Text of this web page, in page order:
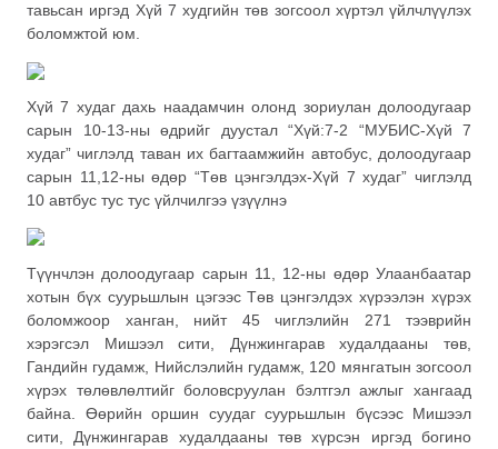
тавьсан иргэд Хүй 7 худгийн төв зогсоол хүртэл үйлчлүүлэх
боломжтой юм.
Хүй 7 худаг дахь наадамчин олонд зориулан долоодугаар
сарын 10-13-ны өдрийг дуустал “Хүй:7-2 “МУБИС-Хүй 7
худаг” чиглэлд таван их багтаамжийн автобус, долоодугаар
сарын 11,12-ны өдөр “Төв цэнгэлдэх-Хүй 7 худаг” чиглэлд
10 автбус тус тус үйлчилгээ үзүүлнэ
Түүнчлэн долоодугаар сарын 11, 12-ны өдөр Улаанбаатар
хотын бүх суурьшлын цэгээс Төв цэнгэлдэх хүрээлэн хүрэх
боломжоор ханган, нийт 45 чиглэлийн 271 тээврийн
хэрэгсэл Мишээл сити, Дүнжингарав худалдааны төв,
Гандийн гудамж, Нийслэлийн гудамж, 120 мянгатын зогсоол
хүрэх төлөвлөлтийг боловсруулан бэлтгэл ажлыг хангаад
байна. Өөрийн оршин суудаг суурьшлын бүсээс Мишээл
сити, Дүнжингарав худалдааны төв хүрсэн иргэд богино